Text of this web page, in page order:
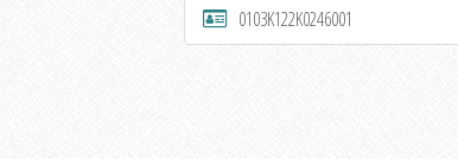
0103K122K0246001